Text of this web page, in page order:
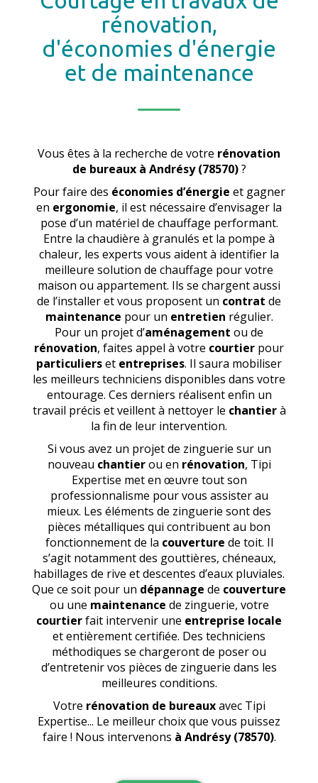
rénovation,
d'économies d'énergie
et de maintenance
Vous êtes à la recherche de votre rénovation
de bureaux à Andrésy (78570) ?
Pour faire des économies d’énergie et gagner
en ergonomie, il est nécessaire d’envisager la
pose d’un matériel de chauffage performant.
Entre la chaudière à granulés et la pompe à
chaleur, les experts vous aident à identifier la
meilleure solution de chauffage pour votre
maison ou appartement. Ils se chargent aussi
de l’installer et vous proposent un contrat de
maintenance pour un entretien régulier.
Pour un projet d’aménagement ou de
rénovation, faites appel à votre courtier pour
particulierset entreprises. Il saura mobiliser
les meilleurs techniciens disponibles dans votre
entourage. Ces derniers réalisent enfin un
travail précis et veillent à nettoyer le chantierà
la fin de leur intervention.
Si vous avez un projet de zinguerie sur un
nouveau chantierou en rénovation, Tipi
Expertise met en œuvre tout son
professionnalisme pour vous assister au
mieux. Les éléments de zinguerie sont des
pièces métalliques qui contribuent au bon
fonctionnement de la couverture de toit. Il
s’agit notamment des gouttières, chéneaux,
habillages de rive et descentes d’eaux pluviales.
Que ce soit pour un dépannage de couverture
ou une maintenance de zinguerie, votre
courtierfait intervenir une entreprise locale
et entièrement certifiée. Des techniciens
méthodiques se chargeront de poser ou
d’entretenir vos pièces de zinguerie dans les
meilleures conditions.
Votre rénovation de bureauxavec Tipi
Expertise... Le meilleur choix que vous puissez
faire ! Nous intervenons à Andrésy (78570).